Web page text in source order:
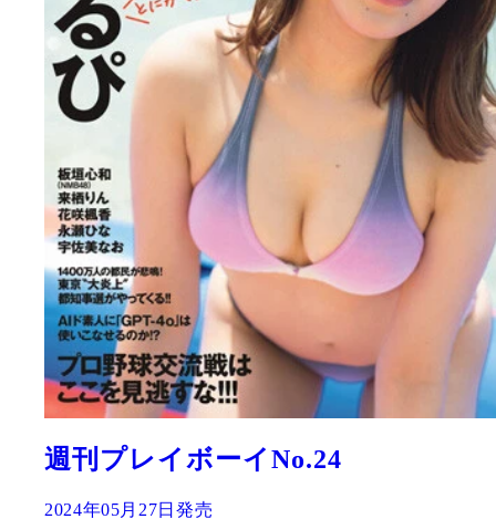
週刊プレイボーイNo.24
2024年05月27日発売